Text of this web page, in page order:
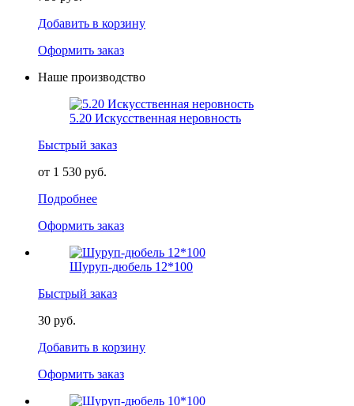
Добавить в корзину
Оформить заказ
Наше производство
5.20 Искусственная неровность
Быстрый заказ
от 1 530 руб.
Подробнее
Оформить заказ
Шуруп-дюбель 12*100
Быстрый заказ
30 руб.
Добавить в корзину
Оформить заказ